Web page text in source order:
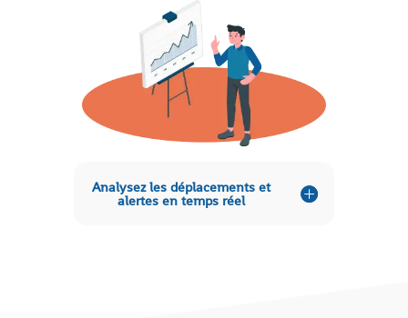
Analysez les déplacements et
alertes en temps réel